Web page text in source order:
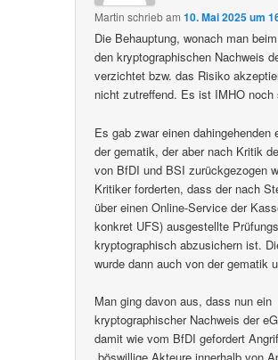
Martin schriebam10. Mai 2025 um
Die Behauptung, wonach man
den kryptographischen Nachweis
verzichtet bzw. das Risiko
nicht zutreffend. Es ist IMHO noch
Es gab zwar einen dahingehenden
der gematik, der aber nach Kritik
von BfDI und BSI zurückgezogen
Kritiker forderten, dass der nach
über einen Online-Service der
konkret UFS) ausgestellte
kryptographisch abzusichern ist.
wurde dann auch von der gematik
Man ging davon aus, dass nun ein
kryptographischer Nachweis der
damit wie vom BfDI gefordert